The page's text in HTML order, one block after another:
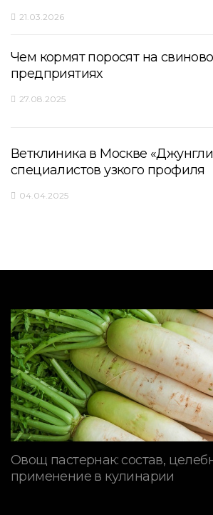
21.03.2026
Чем кормят поросят на
предприятиях
27.08.2025
Ветклиника в Москве
специалистов узкого профиля
04.04.2025
Овощ пастернак: состав,
применение в кулинарии